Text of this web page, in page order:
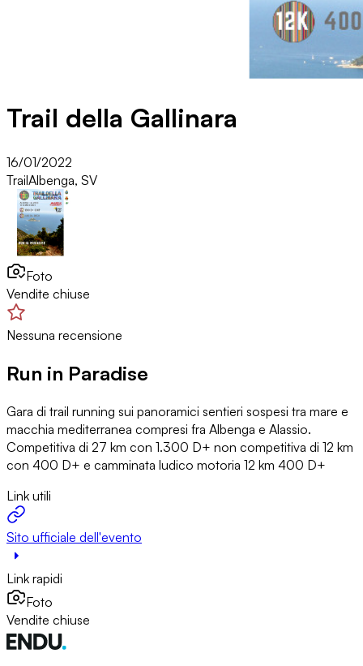
Trail della Gallinara
16/01/2022
TrailAlbenga, SV
Foto
Vendite chiuse
Nessuna recensione
Run in Paradise
Gara di trail running sui panoramici sentieri sospesi tra mare e
macchia mediterranea compresi fra Albenga e Alassio.
Competitiva di 27 km con 1.300 D+ non competitiva di 12 km
con 400 D+ e camminata ludico motoria 12 km 400 D+
Link utili
Sito ufficiale dell'evento
Link rapidi
Foto
Vendite chiuse